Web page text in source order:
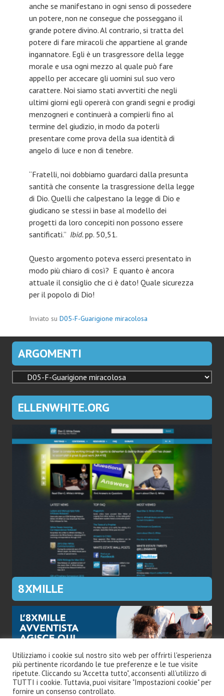
anche se manifestano in ogni senso di possedere
un potere, non ne consegue che posseggano il
grande potere divino. Al contrario, si tratta del
potere di fare miracoli che appartiene al grande
ingannatore. Egli è un trasgressore della legge
morale e usa ogni mezzo al quale può fare
appello per accecare gli uomini sul suo vero
carattere. Noi siamo stati avvertiti che negli
ultimi giorni egli opererà con grandi segni e prodigi
menzogneri e continuerà a compierli fino al
termine del giudizio, in modo da poterli
presentare come prova della sua identità di
angelo di luce e non di tenebre.
“Fratelli, noi dobbiamo guardarci dalla presunta
santità che consente la trasgressione della legge
di Dio. Quelli che calpestano la legge di Dio e
giudicano se stessi in base al modello dei
progetti da loro concepiti non possono essere
santificati.” Ibid.pp. 50,51.
Questo argomento poteva esserci presentato in
modo più chiaro di così? E quanto è ancora
attuale il consiglio che ci è dato! Quale sicurezza
per il popolo di Dio!
Inviato su D05-F-Guarigione miracolosa
ARGOMENTI
ARGOMENTI
ELLENWHITE.ORG
8XMILLE
Utilizziamo i cookie sul nostro sito web per offrirti l'esperienza
più pertinente ricordando le tue preferenze e le tue visite
ripetute. Cliccando su "Accetta tutto", acconsenti all'utilizzo di
TUTTI i cookie. Tuttavia, puoi visitare "Impostazioni cookie" per
fornire un consenso controllato.